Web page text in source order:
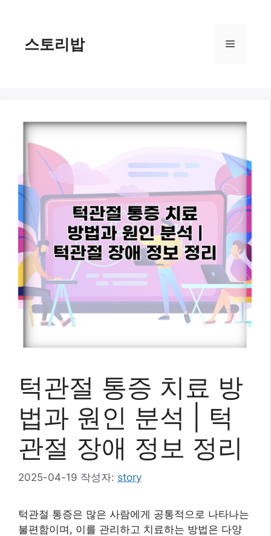
스토리밥 메
턱관절 통증 치료 방
법과 원인 분석 | 턱
관절 장애 정보 정리
2025-04-19 작성자: story
턱관절 통증은 많은 사람에게 공통적으로 나타나는
불편함이며, 이를 관리하고 치료하는 방법은 다양